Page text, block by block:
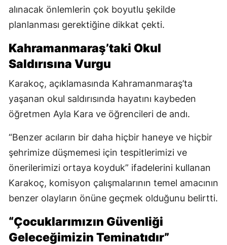
alınacak önlemlerin çok boyutlu şekilde
planlanması gerektiğine dikkat çekti.
Kahramanmaraş’taki Okul
Saldırısına Vurgu
Karakoç, açıklamasında Kahramanmaraş’ta
yaşanan okul saldırısında hayatını kaybeden
öğretmen Ayla Kara ve öğrencileri de andı.
“Benzer acıların bir daha hiçbir haneye ve hiçbir
şehrimize düşmemesi için tespitlerimizi ve
önerilerimizi ortaya koyduk” ifadelerini kullanan
Karakoç, komisyon çalışmalarının temel amacının
benzer olayların önüne geçmek olduğunu belirtti.
“Çocuklarımızın Güvenliği
Geleceğimizin Teminatıdır”